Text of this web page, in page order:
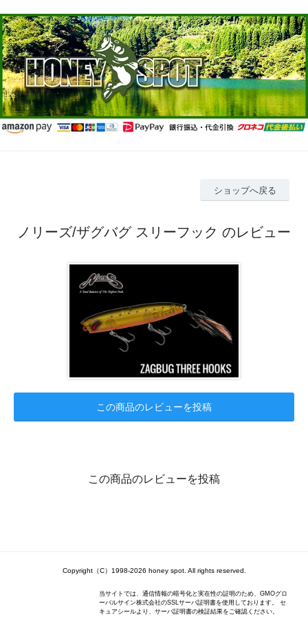
ショップへ戻る
ノリーズ/ザグバグ スリーフック のレビュー
この商品のレビューを投稿
この商品のレビューを投稿
Copyright（C）1998-2026 honey spot. All rights reserved.
当サイトでは、通信情報の暗号化と実在性の証明のため、GMOグロ
ーバルサイン株式会社のSSLサーバ証明書を使用しております。 セ
キュアシールより、サーバ証明書の検証結果をご確認ください。